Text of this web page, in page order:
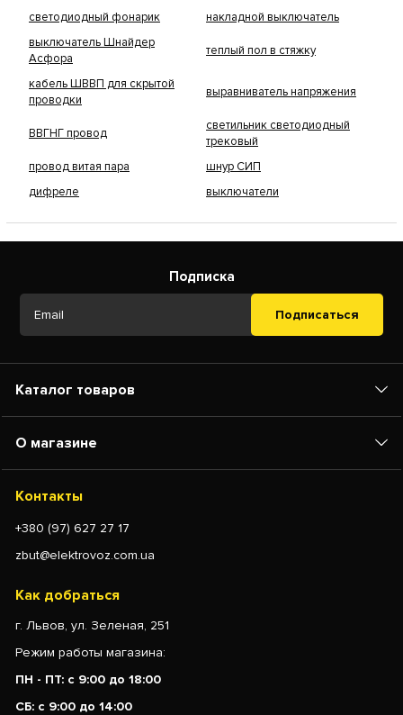
светодиодный фонарик
накладной выключатель
выключатель Шнайдер
Асфора
теплый пол в стяжку
кабель ШВВП для скрытой
проводки
выравниватель напряжения
ВВГНГ провод
светильник светодиодный
трековый
провод витая пара
шнур СИП
дифреле
выключатели
Подписка
Подписаться
Каталог товаров
О магазине
Контакты
+380 (97) 627 27 17
zbut@elektrovoz.com.ua
Как добраться
г. Львов, ул. Зеленая, 251
Режим работы магазина:
ПН - ПТ: с 9:00 до 18:00
СБ: с 9:00 до 14:00